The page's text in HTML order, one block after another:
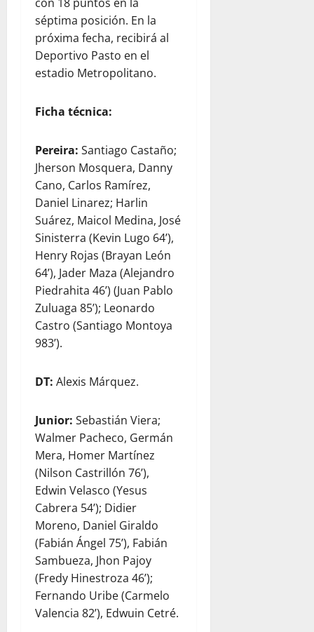
séptima posición. En la
próxima fecha, recibirá al
Deportivo Pasto en el
estadio Metropolitano.
Ficha técnica:
Pereira: Santiago Castaño;
Jherson Mosquera, Danny
Cano, Carlos Ramírez,
Daniel Linarez; Harlin
Suárez, Maicol Medina, José
Sinisterra (Kevin Lugo 64’),
Henry Rojas (Brayan León
64’), Jader Maza (Alejandro
Piedrahita 46’) (Juan Pablo
Zuluaga 85’); Leonardo
Castro (Santiago Montoya
983’).
DT: Alexis Márquez.
Junior: Sebastián Viera;
Walmer Pacheco, Germán
Mera, Homer Martínez
(Nilson Castrillón 76’),
Edwin Velasco (Yesus
Cabrera 54’); Didier
Moreno, Daniel Giraldo
(Fabián Ángel 75’), Fabián
Sambueza, Jhon Pajoy
(Fredy Hinestroza 46’);
Fernando Uribe (Carmelo
Valencia 82’), Edwuin Cetré.